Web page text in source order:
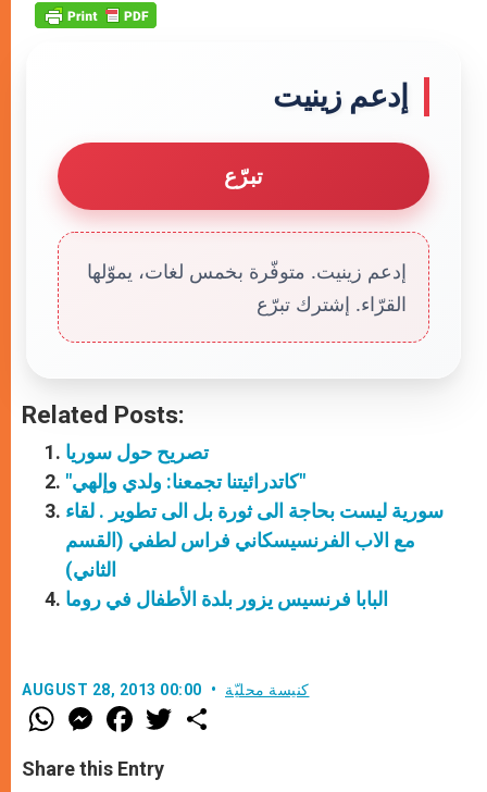
إدعم زينيت
تبرّع
إدعم زينيت. متوفّرة بخمس لغات، يموّلها
القرّاء. إشترك تبرّع
Related Posts:
تصريح حول سوريا
"كاتدرائيتنا تجمعنا: ولدي وإلهي"
سورية ليست بحاجة الى ثورة بل الى تطوير . لقاء
مع الاب الفرنسيسكاني فراس لطفي (القسم
الثاني)
البابا فرنسيس يزور بلدة الأطفال في روما
AUGUST 28, 2013 00:00 كنيسة محليّة
W
h
t
s
M
e
s
e
F
a
e
b
w
Share this Entry